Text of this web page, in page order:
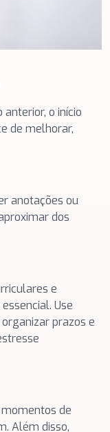
o início
de melhorar,
anotações ou
dos
e
Use
prazos e
de
Além disso,